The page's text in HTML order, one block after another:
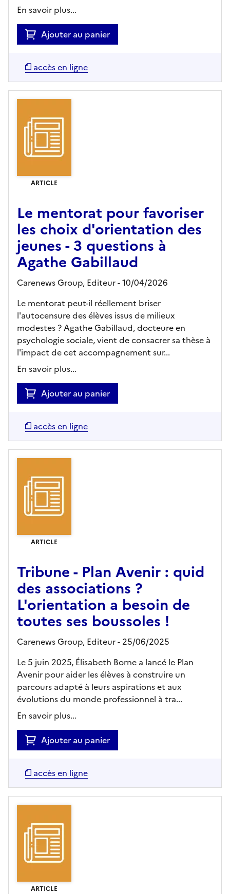
En savoir plus...
Ajouter au panier
accès en ligne
ARTICLE
Le mentorat pour favoriser
les choix d'orientation des
jeunes - 3 questions à
Agathe Gabillaud
Carenews Group, Editeur- 10/04/2026
Le mentorat peut-il réellement briser
l'autocensure des élèves issus de milieux
modestes ? Agathe Gabillaud, docteure en
psychologie sociale, vient de consacrer sa thèse à
l'impact de cet accompagnement sur...
En savoir plus...
Ajouter au panier
accès en ligne
ARTICLE
Tribune - Plan Avenir : quid
des associations ?
L'orientation a besoin de
toutes ses boussoles !
Carenews Group, Editeur- 25/06/2025
Le 5 juin 2025, Élisabeth Borne a lancé le Plan
Avenir pour aider les élèves à construire un
parcours adapté à leurs aspirations et aux
évolutions du monde professionnel à tra...
En savoir plus...
Ajouter au panier
accès en ligne
ARTICLE